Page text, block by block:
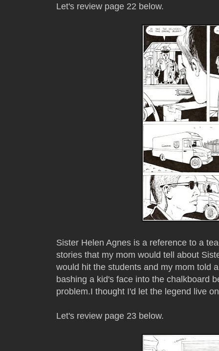
Let's review page 22 below.
Sister Helen Agnes is a reference to a
stories that my mom would tell about
would hit the students and my mom told
bashing a kid's face into the chalkboard
problem.I thought I'd let the legend live
Let's review page 23 below.